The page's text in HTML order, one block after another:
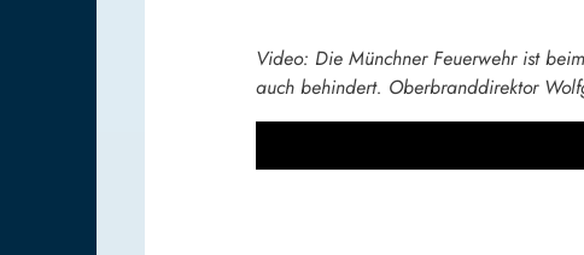
Video: Die Münchner Feuerwehr ist
auch behindert. Oberbranddirektor